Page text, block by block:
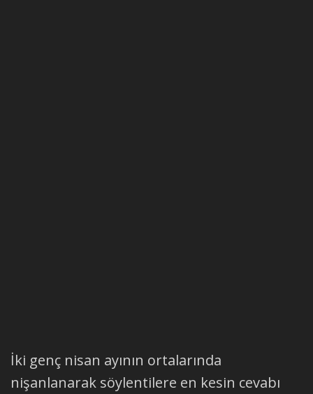
İki genç nisan ayının ortalarında
nişanlanarak söylentilere en kesin cevabı